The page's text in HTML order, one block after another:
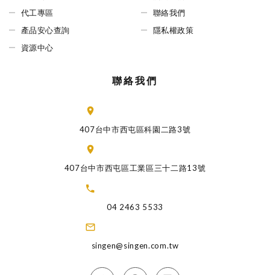
代工專區
產品安心查詢
資源中心
聯絡我們
隱私權政策
聯絡我們
407台中市西屯區科園二路3號
407台中市西屯區工業區三十二路13號
04 2463 5533
singen@singen.com.tw